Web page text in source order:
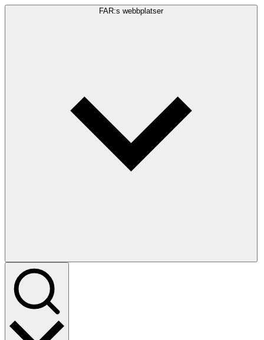
FAR:s webbplatser